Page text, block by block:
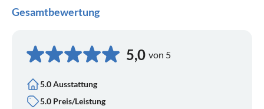
Gesamtbewertung
5,0 von 5
5.0 Ausstattung
5.0 Preis/Leistung